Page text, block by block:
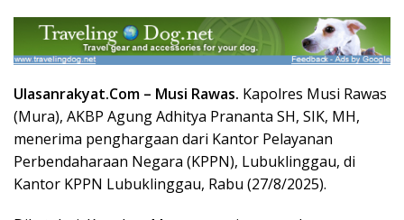
Ulasanrakyat.Com – Musi Rawas. Kapolres Musi Rawas
(Mura), AKBP Agung Adhitya Prananta SH, SIK, MH,
menerima penghargaan dari Kantor Pelayanan
Perbendaharaan Negara (KPPN), Lubuklinggau, di
Kantor KPPN Lubuklinggau, Rabu (27/8/2025).